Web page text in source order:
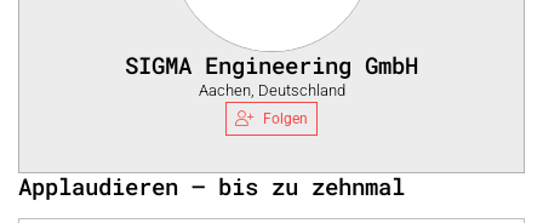
SIGMA Engineering GmbH
Aachen, Deutschland
Folgen
Applaudieren – bis zu zehnmal